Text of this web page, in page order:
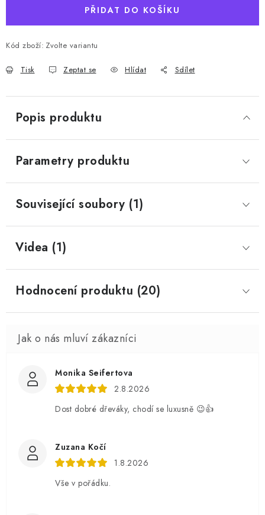
PŘIDAT DO KOŠÍKU
Kód zboží: Zvolte variantu
Tisk Zeptat se Hlídat Sdílet
Popis produktu
Parametry produktu
Související soubory (1)
Videa (1)
Hodnocení produktu (20)
Monika Seifertova
2.8.2026
Dost dobré dřeváky, chodí se luxusně 😉👍
Zuzana Kočí
1.8.2026
Vše v pořádku.